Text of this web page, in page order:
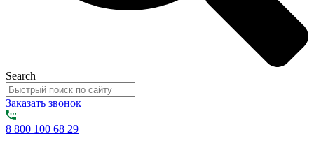
Search
Заказать звонок
8 800 100 68 29